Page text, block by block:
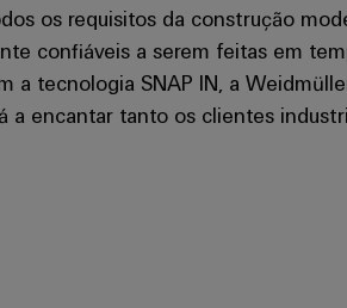
os requisitos da construção
confiáveis a serem feitas em
a tecnologia SNAP IN, a
a encantar tanto os clientes